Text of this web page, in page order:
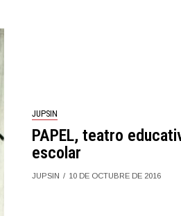
JUPSIN
PAPEL, teatro
escolar
JUPSIN 10 DE OCTUBRE DE 2016